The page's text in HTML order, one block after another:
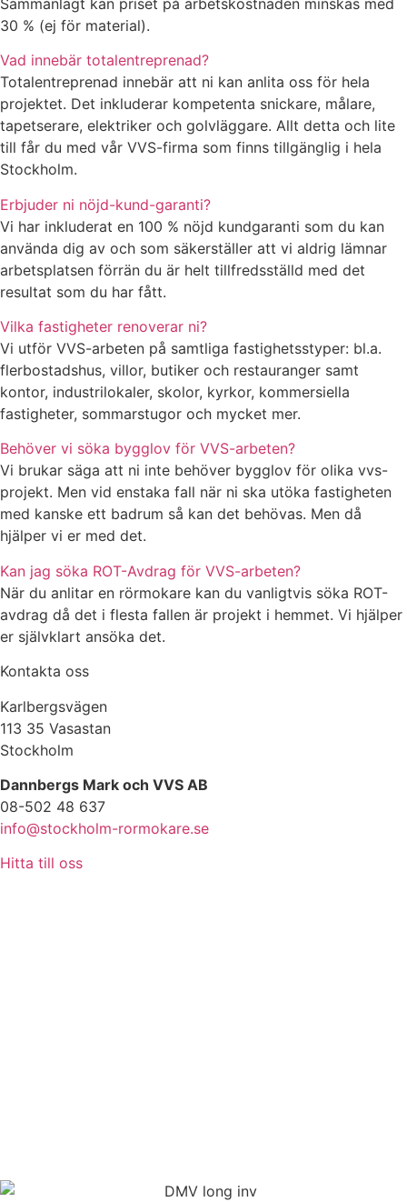
30 % (ej för material).
Vad innebär totalentreprenad?
Totalentreprenad innebär att ni kan anlita oss för hela
projektet. Det inkluderar kompetenta snickare, målare,
tapetserare, elektriker och golvläggare. Allt detta och lite
till får du med vår VVS-firma som finns tillgänglig i hela
Stockholm.
Erbjuder ni nöjd-kund-garanti?
Vi har inkluderat en 100 % nöjd kundgaranti som du kan
använda dig av och som säkerställer att vi aldrig lämnar
arbetsplatsen förrän du är helt tillfredsställd med det
resultat som du har fått.
Vilka fastigheter renoverar ni?
Vi utför VVS-arbeten på samtliga fastighetsstyper: bl.a.
flerbostadshus, villor, butiker och restauranger samt
kontor, industrilokaler, skolor, kyrkor, kommersiella
fastigheter, sommarstugor och mycket mer.
Behöver vi söka bygglov för VVS-arbeten?
Vi brukar säga att ni inte behöver bygglov för olika vvs-
projekt. Men vid enstaka fall när ni ska utöka fastigheten
med kanske ett badrum så kan det behövas. Men då
hjälper vi er med det.
Kan jag söka ROT-Avdrag för VVS-arbeten?
När du anlitar en rörmokare kan du vanligtvis söka ROT-
avdrag då det i flesta fallen är projekt i hemmet. Vi hjälper
er självklart ansöka det.
Kontakta oss
Karlbergsvägen
113 35 Vasastan
Stockholm
Dannbergs Mark och VVS AB
08-502 48 637
info@stockholm-rormokare.se
Hitta till oss